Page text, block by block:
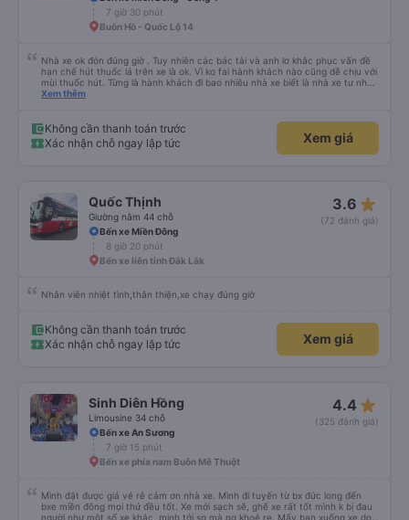
7 giờ 30 phút
Buôn Hồ - Quốc Lộ 14
Nhà xe ok đón đúng giờ . Tuy nhiên các bác tài và anh lơ khắc phục vấn đề
hạn chế hút thuốc lá trên xe là ok. Vì ko fai hành khách nào cũng dễ chịu với
mùi thuốc hút. Từng là hành khách đi bao nhiêu nhà xe biết là nhà xe tư nhân
, nhưng hãy theo cách vận hành của Phương Trang Busline, từ tổng đài cho
Xem thêm
Không cần thanh toán trước
Xác nhận chỗ ngay lập tức
Xem giá
Quốc Thịnh
Giường nằm 44 chỗ
3.6 star_rate
(72 đánh giá)
Bến xe Miền Đông
8 giờ 20 phút
Bến xe liên tỉnh Đắk Lắk
Nhân viên nhiệt tình,thân thiện,xe chạy đúng giờ
Không cần thanh toán trước
Xác nhận chỗ ngay lập tức
Xem giá
Sinh Diên Hồng
Limousine 34 chỗ
4.4 star_rate
(325 đánh giá)
Bến xe An Sương
7 giờ 15 phút
Bến xe phía nam Buôn Mê Thuột
Mình đặt được giá vé rẻ cảm ơn nhà xe. Mình đi tuyến từ bx đức long đến
bxe miền đông mọi thứ đều tốt. Xe mới sạch sẽ, ghế xe rất tốt mình k bị đau
người như một số xe khác, minh tới sg mà ng khoẻ re. Mấy bạn xuống xe dọc